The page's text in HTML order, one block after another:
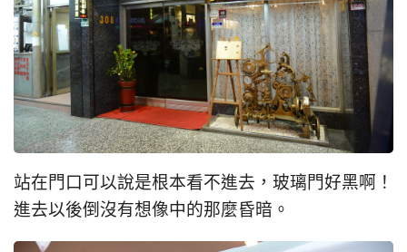
站在門口可以說是根本看不進去，玻璃門好黑啊！
進去以後倒沒有想像中的那麼昏暗。